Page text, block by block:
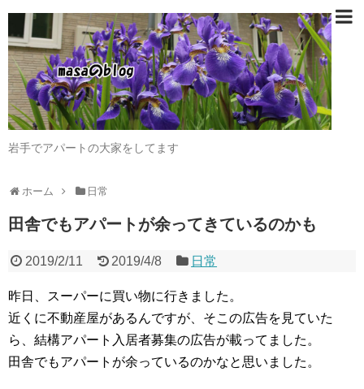
岩手でアパートの大家をしてます
ホーム 日常
田舎でもアパートが余ってきているのかも
2019/2/11 2019/4/8 日常
昨日、スーパーに買い物に行きました。
近くに不動産屋があるんですが、そこの広告を見ていた
ら、結構アパート入居者募集の広告が載ってました。
田舎でもアパートが余っているのかなと思いました。